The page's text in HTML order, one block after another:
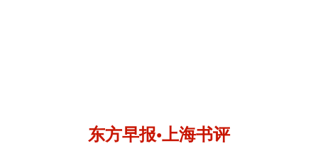
东方早报•上海书评